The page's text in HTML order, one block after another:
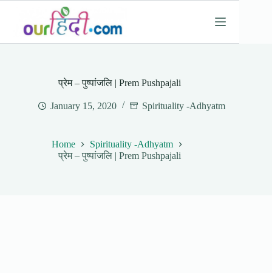
content
प्रेम – पुष्पांजलि | Prem Pushpajali
January 15, 2020 Spirituality -Adhyatm
Home
Spirituality -Adhyatm
प्रेम – पुष्पांजलि | Prem Pushpajali